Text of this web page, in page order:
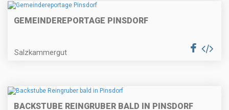
GEMEINDEREPORTAGE PINSDORF
Salzkammergut
BACKSTUBE REINGRUBER BALD IN PINSDORF